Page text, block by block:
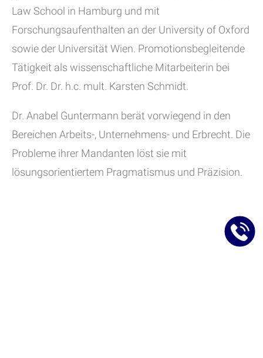
Law School in Hamburg und mit
Forschungsaufenthalten an der University of Oxford
sowie der Universität Wien. Promotionsbegleitende
Tätigkeit als wissenschaftliche Mitarbeiterin bei
Prof. Dr. Dr. h.c. mult. Karsten Schmidt.
Dr. Anabel Guntermann berät vorwiegend in den
Bereichen Arbeits-, Unternehmens- und Erbrecht. Die
Probleme ihrer Mandanten löst sie mit
lösungsorientiertem Pragmatismus und Präzision.